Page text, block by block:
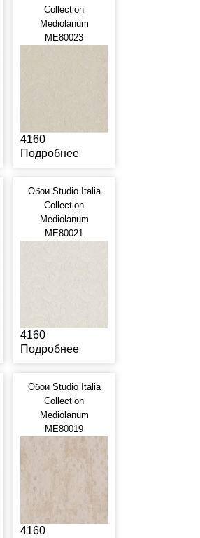
Collection
Mediolanum
ME80023
4160
Подробнее
Обои Studio Italia
Collection
Mediolanum
ME80021
4160
Подробнее
Обои Studio Italia
Collection
Mediolanum
ME80019
4160